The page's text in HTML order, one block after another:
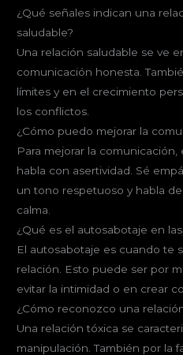
¿Qué señales indican una
saludable?
Una relación saludable se ve
comunicación honesta.
límites y en el crecimiento
los conflictos.
¿Cómo puedo mejorar la
Para mejorar la
habla con asertividad. Sé
un tono respetuoso y habla
calma.
¿Qué es el autosabotaje en
El autosabotaje es cuando te
relación. Esto puede ser por
evitar la intimidad o en crear
¿Cómo reconozco una
Una relación tóxica se
manipulación. También por la